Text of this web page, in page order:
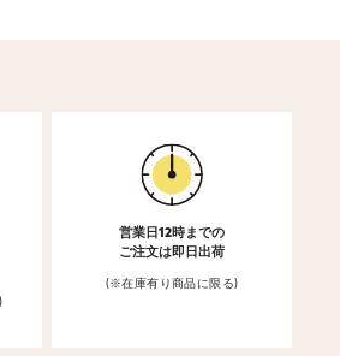
営業日12時までの
ご注文は即日出荷
(※在庫有り商品に限る)